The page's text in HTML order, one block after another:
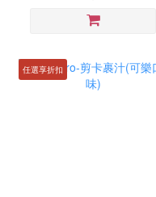
任選享折扣